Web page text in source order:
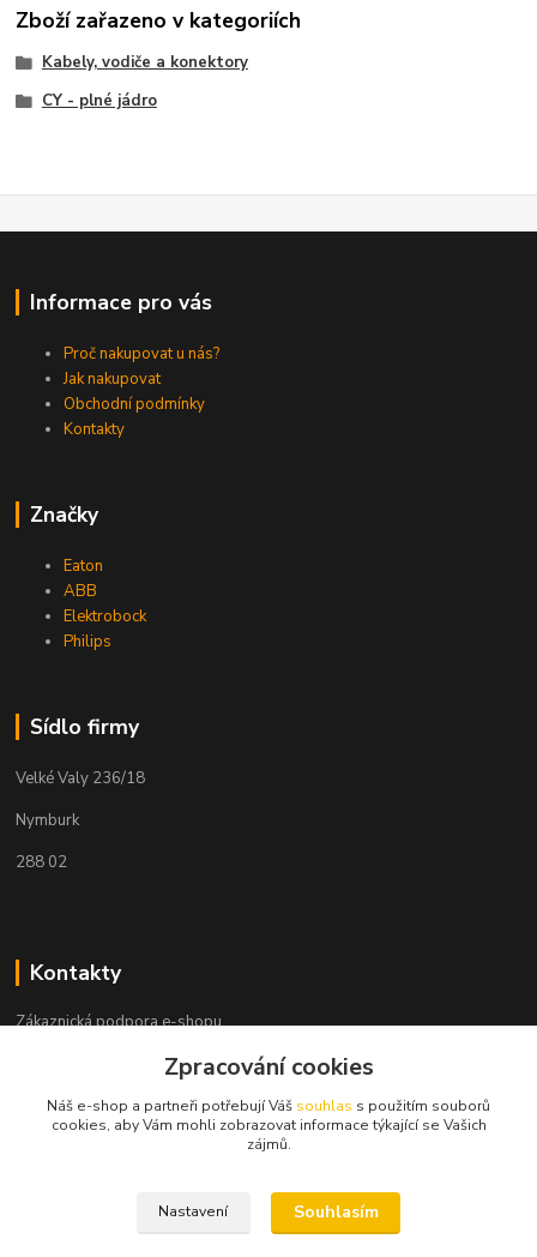
Zboží zařazeno v kategoriích
Kabely, vodiče a konektory
CY - plné jádro
Informace pro vás
Proč nakupovat u nás?
Jak nakupovat
Obchodní podmínky
Kontakty
Značky
Eaton
ABB
Elektrobock
Philips
Sídlo firmy
Velké Valy 236/18
Nymburk
288 02
Kontakty
Zákaznická podpora e-shopu
info@elektronymburk.cz
Zpracování cookies
Náš e-shop a partneři potřebují Váš souhlas s použitím souborů
cookies, aby Vám mohli zobrazovat informace týkající se Vašich
zájmů.
Nastavení Souhlasím